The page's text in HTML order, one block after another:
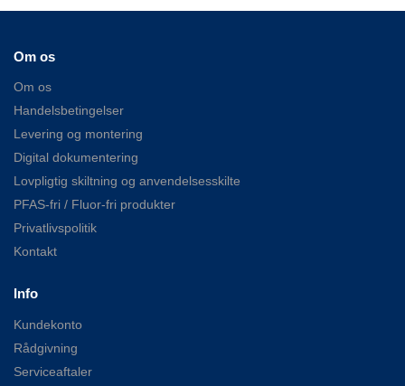
Om os
Om os
Handelsbetingelser
Levering og montering
Digital dokumentering
Lovpligtig skiltning og anvendelsesskilte
PFAS-fri / Fluor-fri produkter
Privatlivspolitik
Kontakt
Info
Kundekonto
Rådgivning
Serviceaftaler